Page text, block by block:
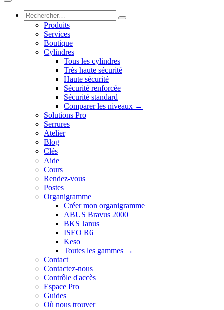
Produits
Services
Boutique
Cylindres
Tous les cylindres
Très haute sécurité
Haute sécurité
Sécurité renforcée
Sécurité standard
Comparer les niveaux →
Solutions Pro
Serrures
Atelier
Blog
Clés
Aide
Cours
Rendez-vous
Postes
Organigramme
Créer mon organigramme
ABUS Bravus 2000
BKS Janus
ISEO R6
Keso
Toutes les gammes →
Contact
Contactez-nous
Contrôle d'accès
Espace Pro
Guides
Où nous trouver